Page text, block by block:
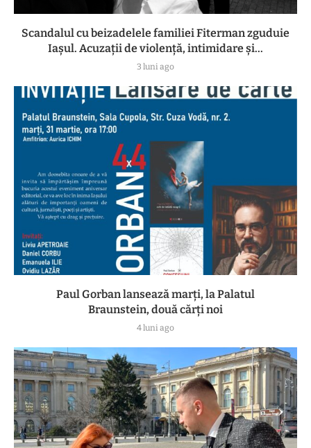
Scandalul cu beizadelele familiei Fiterman zguduie
Iașul. Acuzații de violență, intimidare și...
3 luni ago
Paul Gorban lansează marți, la Palatul
Braunstein, două cărți noi
4 luni ago